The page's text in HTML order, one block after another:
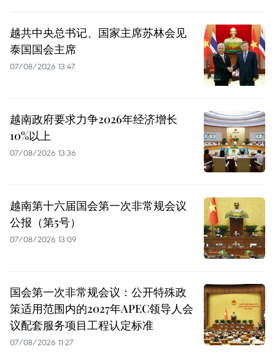
越共中央总书记、国家主席苏林会见
泰国国会主席
07/08/2026 13:47
越南政府要求力争2026年经济增长
10%以上
07/08/2026 13:36
越南第十六届国会第一次非常规会议
公报（第5号）
07/08/2026 13:09
国会第一次非常规会议：公开特殊政
策适用范围内的2027年APEC领导人会
议配套服务项目工程认定标准
07/08/2026 11:27